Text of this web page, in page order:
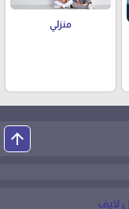
منزلي
arrow_upward
لايف